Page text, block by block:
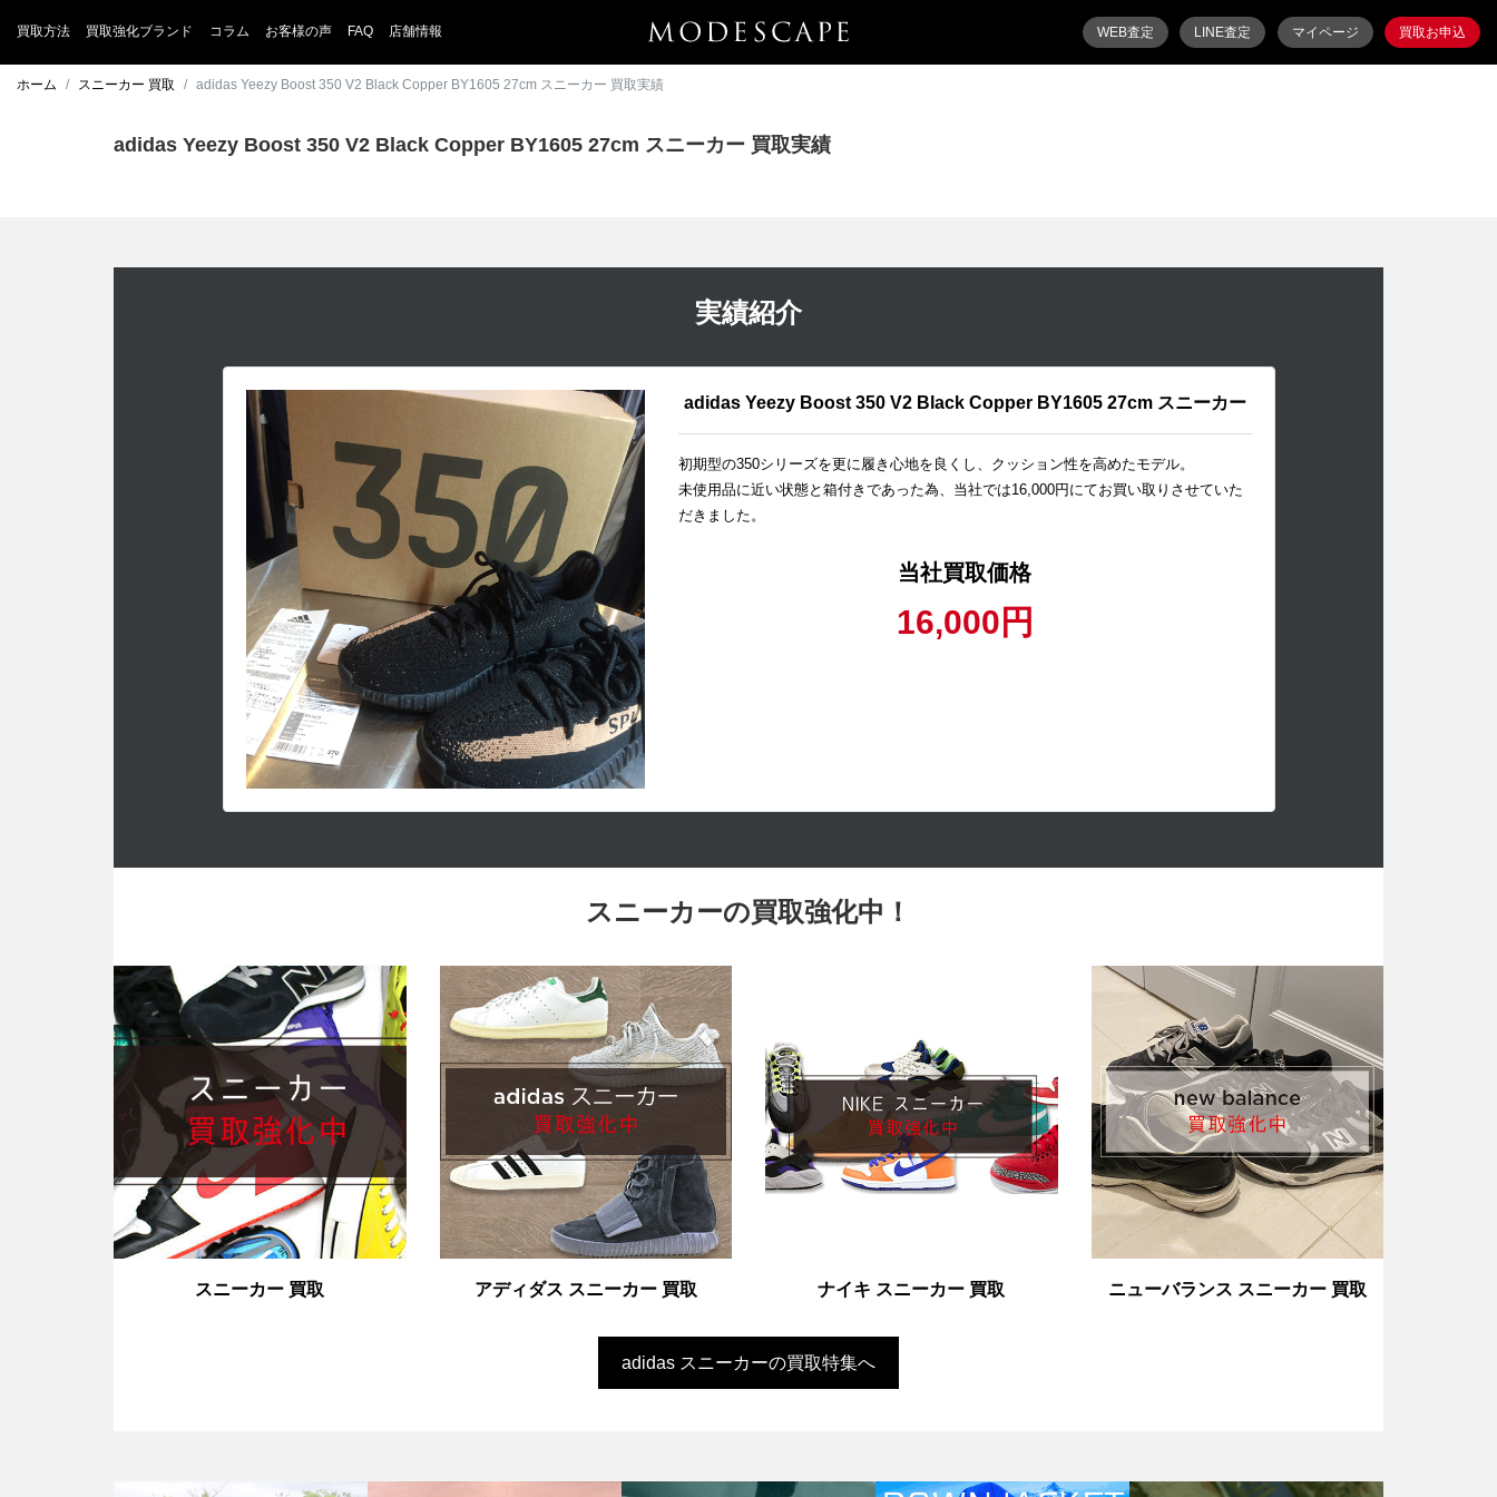
買取方法 買取強化ブランド コラム お客様の声 FAQ 店舗情報 WEB査定 LINE査定 マイページ 買取お申込
ホーム スニーカー 買取 adidas Yeezy Boost 350 V2 Black Copper BY1605 27cm スニーカー 買取実績
adidas Yeezy Boost 350 V2 Black Copper BY1605 27cm スニーカー 買取実績
実績紹介
adidas Yeezy Boost 350 V2 Black Copper BY1605 27cm スニーカー
初期型の350シリーズを更に履き心地を良くし、クッション性を高めたモデル。
未使用品に近い状態と箱付きであった為、当社では16,000円にてお買い取りさせていた
だきました。
当社買取価格
16,000円
スニーカーの買取強化中！
スニーカー 買取 アディダス スニーカー 買取 ナイキ スニーカー 買取 ニューバランス スニーカー 買取
adidas スニーカーの買取特集へ